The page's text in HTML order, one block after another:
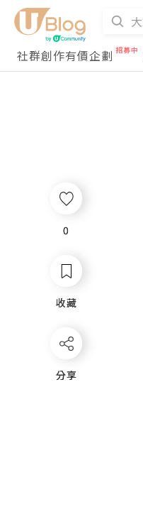
社群創作有價企劃
0
收藏
分享
0
收藏
分享